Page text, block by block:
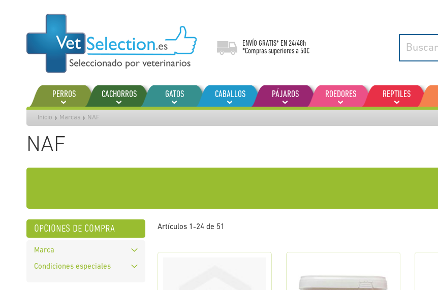
contenido
ENVÍO GRATIS* EN 24/48h
*Compras superiores a 50€
PERROS CACHORROS GATOS CABALLOS PÁJAROS ROEDORES REPTILES
Inicio Marcas NAF
NAF
Artículos 1-24 de 51
opciones de compra
Marca
Condiciones especiales